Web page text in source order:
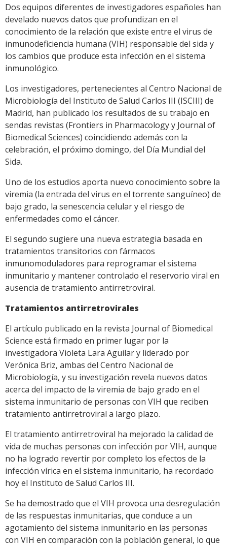
Link
Dos equipos diferentes de investigadores españoles han
develado nuevos datos que profundizan en el
conocimiento de la relación que existe entre el virus de
inmunodeficiencia humana (VIH) responsable del sida y
los cambios que produce esta infección en el sistema
inmunológico.
Los investigadores, pertenecientes al Centro Nacional de
Microbiología del Instituto de Salud Carlos III (ISCIII) de
Madrid, han publicado los resultados de su trabajo en
sendas revistas (Frontiers in Pharmacology y Journal of
Biomedical Sciences) coincidiendo además con la
celebración, el próximo domingo, del Día Mundial del
Sida.
Uno de los estudios aporta nuevo conocimiento sobre la
viremia (la entrada del virus en el torrente sanguíneo) de
bajo grado, la senescencia celular y el riesgo de
enfermedades como el cáncer.
El segundo sugiere una nueva estrategia basada en
tratamientos transitorios con fármacos
inmunomoduladores para reprogramar el sistema
inmunitario y mantener controlado el reservorio viral en
ausencia de tratamiento antirretroviral.
Tratamientos antirretrovirales
El artículo publicado en la revista Journal of Biomedical
Science está firmado en primer lugar por la
investigadora Violeta Lara Aguilar y liderado por
Verónica Briz, ambas del Centro Nacional de
Microbiología, y su investigación revela nuevos datos
acerca del impacto de la viremia de bajo grado en el
sistema inmunitario de personas con VIH que reciben
tratamiento antirretroviral a largo plazo.
El tratamiento antirretroviral ha mejorado la calidad de
vida de muchas personas con infección por VIH, aunque
no ha logrado revertir por completo los efectos de la
infección vírica en el sistema inmunitario, ha recordado
hoy el Instituto de Salud Carlos III.
Se ha demostrado que el VIH provoca una desregulación
de las respuestas inmunitarias, que conduce a un
agotamiento del sistema inmunitario en las personas
con VIH en comparación con la población general, lo que